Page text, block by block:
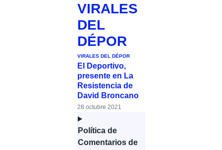
VIRALES
DEL
DÉPOR
VIRALES DEL DÉPOR
El Deportivo,
presente en La
Resistencia de
David Broncano
28 octubre 2021
Política de
Comentarios de